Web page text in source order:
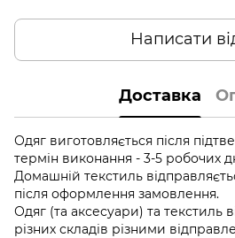
Написати
Доставка
Одяг виготовляється після
термін виконання - 3-5 робочих
Домашній текстиль
після оформлення замовлення.
Одяг (та аксесуари) та текстиль
різних складів різними